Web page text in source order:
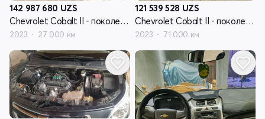
142 987 680 UZS
Chevrolet Cobalt II - поколение рестайлинг
2023 27 000 км
121 539 528 UZS
Chevrolet Cobalt II - поколение рестайлинг
2023 71 000 км